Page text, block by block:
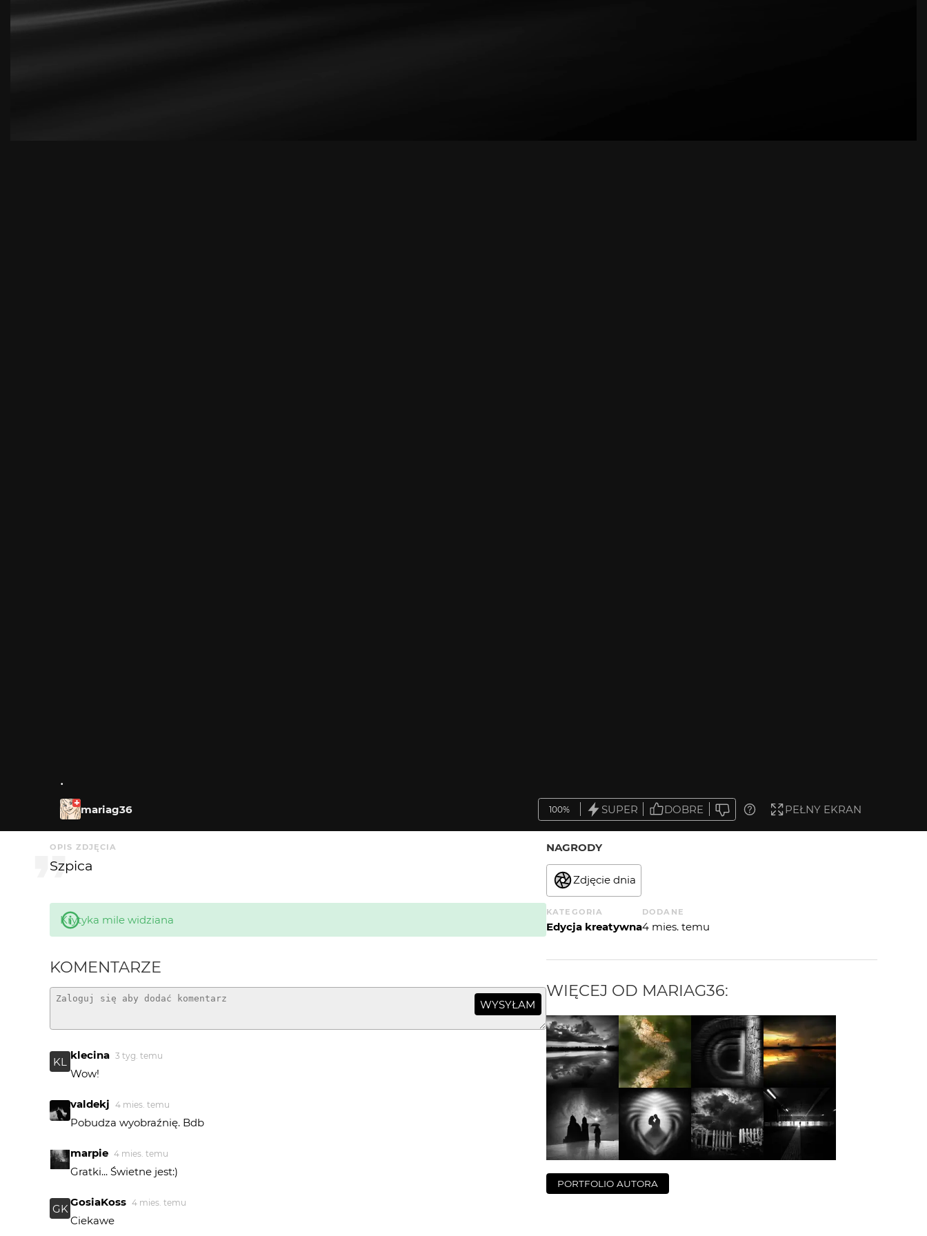
.
mariag36 100% SUPER DOBRE PEŁNY EKRAN
OPIS ZDJĘCIA
Szpica
Krytyka mile widziana
KOMENTARZE
WYSYŁAM
KL
klecina 3 tyg. temu
Wow!
valdekj 4 mies. temu
Pobudza wyobraźnię. Bdb
marpie 4 mies. temu
Gratki... Świetne jest:)
GK
GosiaKoss 4 mies. temu
Ciekawe
NAGRODY
Zdjęcie dnia
KATEGORIA
Edycja kreatywna
DODANE
4 mies. temu
WIĘCEJ OD MARIAG36:
PORTFOLIO AUTORA